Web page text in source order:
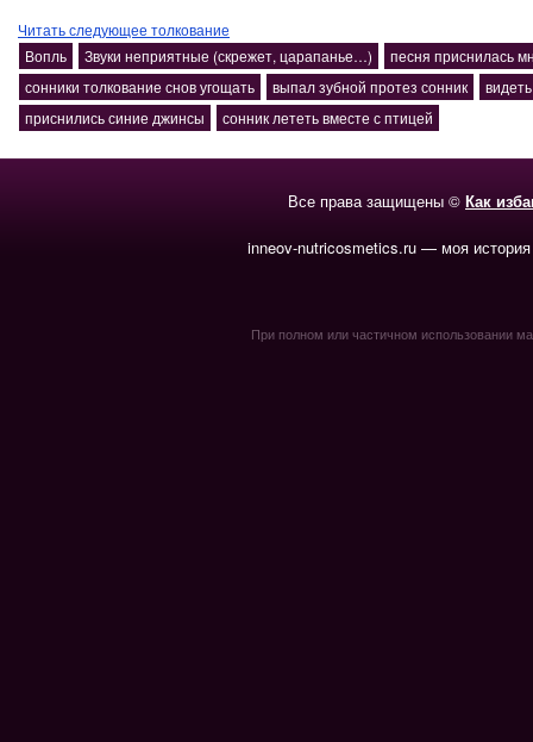
Читать следующее толкование
Вопль
Звуки неприятные (скрежет, царапанье…)
песня приснилась
сонники толкование снов угощать
выпал зубной протез сонник
приснились синие джинсы
сонник лететь вместе с птицей
Все права защищены © Как
inneov-nutricosmetics.ru — моя
При полном или частичном использовании